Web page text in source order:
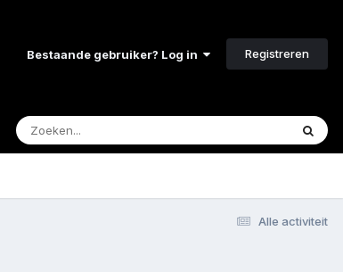
Bestaande gebruiker? Log in Registreren
Alle activiteit